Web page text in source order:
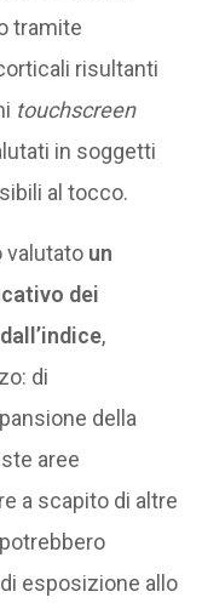
tramite
risultanti
touchscreen
in soggetti
al tocco.
valutato un
dei
,
di
della
aree
a scapito di altre
esposizione allo